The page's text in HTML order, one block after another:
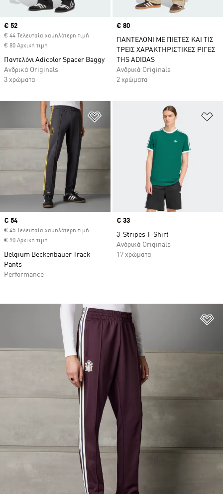
Current price
€ 52
€ 44 Τελευταία χαμηλότερη τιμή
€ 80 Αρχική τιμή
Παντελόνι Adicolor Spacer Baggy
Ανδρικά Originals
3 χρώματα
Price
€ 80
ΠΑΝΤΕΛΟΝΙ ΜΕ ΠΙΕΤΕΣ ΚΑΙ ΤΙΣ
ΤΡΕΙΣ ΧΑΡΑΚΤΗΡΙΣΤΙΚΕΣ ΡΙΓΕΣ
THS ADIDAS
Ανδρικά Originals
2 χρώματα
Προσθήκη στη Λίστα Επιθυμιών
Current price
€ 54
€ 45 Τελευταία χαμηλότερη τιμή
€ 90 Αρχική τιμή
Belgium Beckenbauer Track
Pants
Performance
Price
€ 33
3-Stripes T-Shirt
Ανδρικά Originals
17 χρώματα